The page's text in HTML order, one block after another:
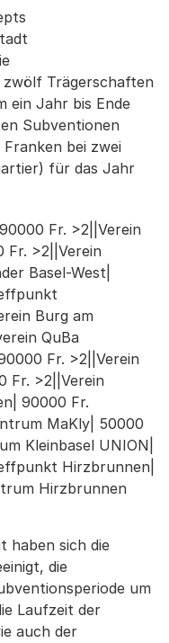
Trägerschaften
ein Jahr bis Ende
Subventionen
bei zwei
für das Jahr
Fr. >2||Verein
Fr. >2||Verein
Basel-West|
Burg am
QuBa
Fr. >2||Verein
Fr. >2||Verein
90000 Fr.
MaKly| 50000
Kleinbasel UNION|
Hirzbrunnen|
Hirzbrunnen
haben sich die
die
um
Laufzeit der
auch der